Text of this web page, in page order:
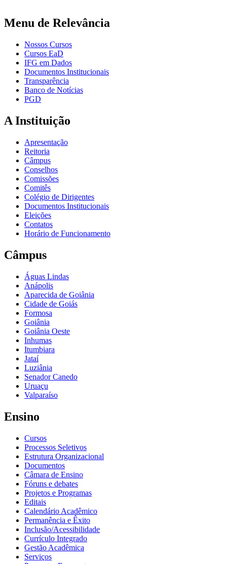
Menu de Relevância
Nossos Cursos
Cursos EaD
IFG em Dados
Documentos Institucionais
Transparência
Banco de Notícias
PGD
A Instituição
Apresentação
Reitoria
Câmpus
Conselhos
Comissões
Comitês
Colégio de Dirigentes
Documentos Institucionais
Eleições
Contatos
Horário de Funcionamento
Câmpus
Águas Lindas
Anápolis
Aparecida de Goiânia
Cidade de Goiás
Formosa
Goiânia
Goiânia Oeste
Inhumas
Itumbiara
Jataí
Luziânia
Senador Canedo
Uruaçu
Valparaíso
Ensino
Cursos
Processos Seletivos
Estrutura Organizacional
Documentos
Câmara de Ensino
Fóruns e debates
Projetos e Programas
Editais
Calendário Acadêmico
Permanência e Êxito
Inclusão/Acessibilidade
Currículo Integrado
Gestão Acadêmica
Serviços